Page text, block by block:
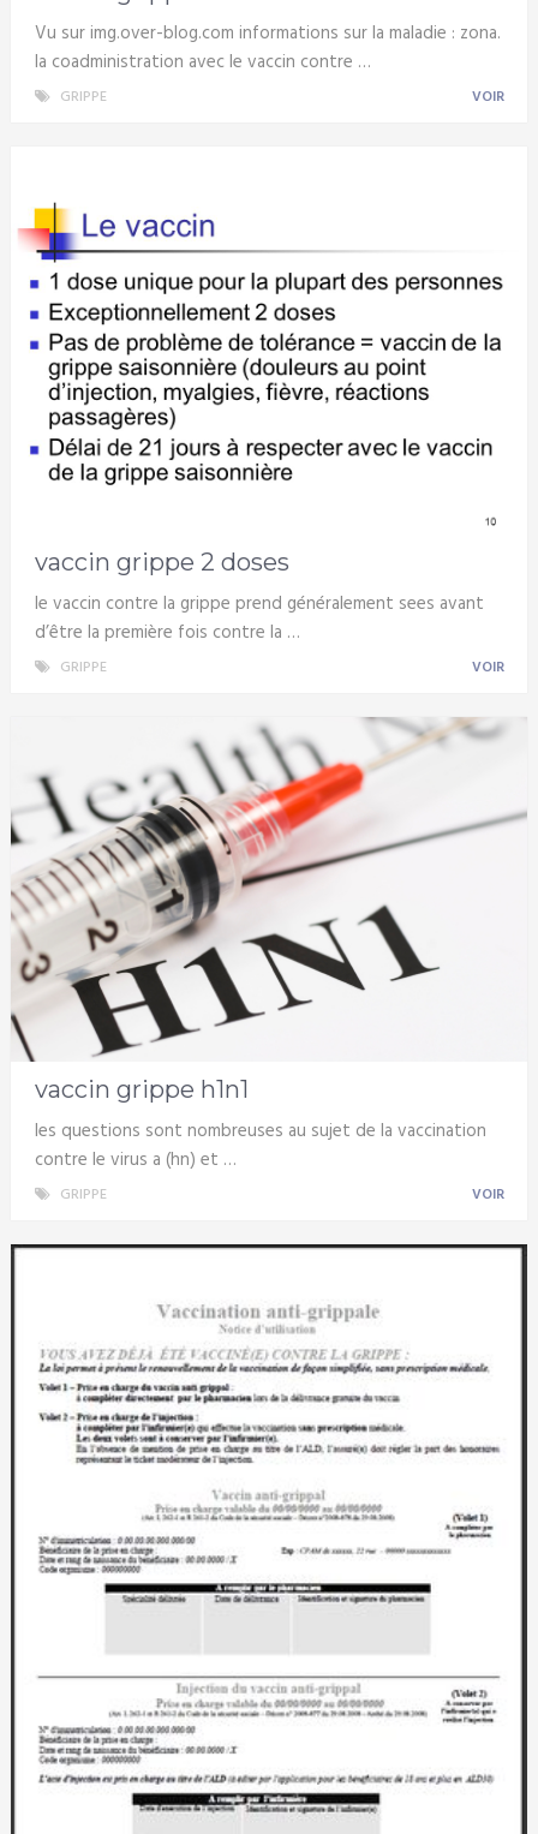
Vu sur img.over-blog.com informations sur la maladie : zona.
la coadministration avec le vaccin contre …
GRIPPE VOIR
vaccin grippe 2 doses
le vaccin contre la grippe prend généralement sees avant
d’être la première fois contre la …
GRIPPE VOIR
vaccin grippe h1n1
les questions sont nombreuses au sujet de la vaccination
contre le virus a (hn) et …
GRIPPE VOIR